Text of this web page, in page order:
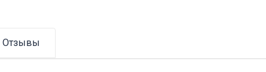
Отзывы